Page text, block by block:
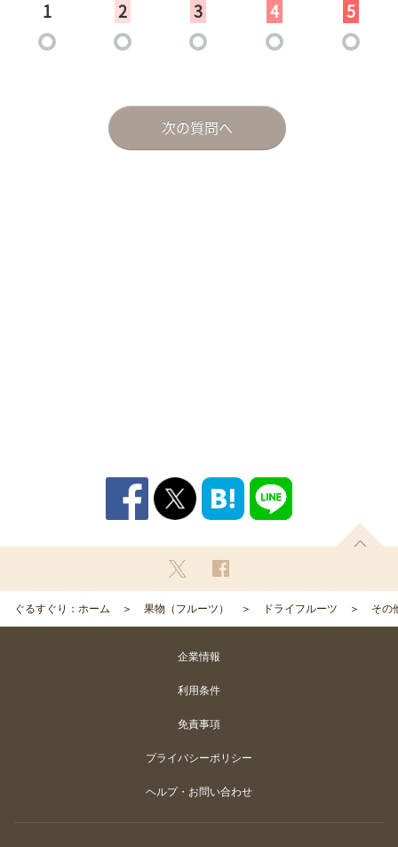
ぐるすぐり：ホーム 果物（フルーツ） ドライフルーツ その
企業情報
利用条件
免責事項
プライバシーポリシー
ヘルプ・お問い合わせ